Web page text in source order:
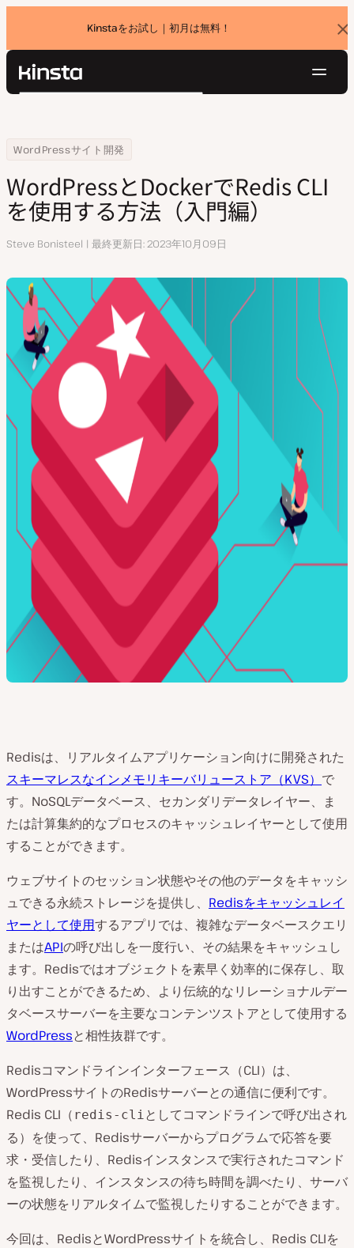
Kinstaをお試し｜初月は無料！
バ
ナ
Kinsta®
ョ
価格設定
お問い合わせ
検
Home
リソースセンター
WordPressサイト開発
WordPressとDockerでRedis CLIを使用する方法（入門編）
WordPressとDockerでRedis CLI
を使用する方法（入門編）
執
Steve Bonisteel 最終更新日 2023年10月09日
Redisは、リアルタイムアプリケーション向けに開発された
スキーマレスなインメモリキーバリューストア（KVS） で
す。NoSQLデータベース、セカンダリデータレイヤー、ま
たは計算集約的なプロセスのキャッシュレイヤーとして使用
することができます。
ウェブサイトのセッション状態やその他のデータをキャッシ
ュできる永続ストレージを提供し、 Redisをキャッシュレイ
ヤーとして使用するアプリでは、複雑なデータベースクエリ
またはAPIの呼び出しを一度行い、その結果をキャッシュし
ます。Redisではオブジェクトを素早く効率的に保存し、取
り出すことができるため、より伝統的なリレーショナルデー
タベースサーバーを主要なコンテンツストアとして使用する
WordPressと相性抜群です。
Redisコマンドラインインターフェース（CLI）は、
WordPressサイトのRedisサーバーとの通信に便利です。
Redis CLI（ redis-cliとしてコマンドラインで呼び出され
る）を使って、Redisサーバーからプログラムで応答を要
求・受信したり、Redisインスタンスで実行されたコマンド
を監視したり、インスタンスの待ち時間を調べたり、サーバ
ーの状態をリアルタイムで監視したりすることができます。
今回は、RedisとWordPressサイトを統合し、Redis CLIを